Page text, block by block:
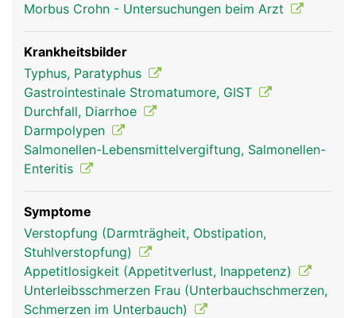
Morbus Crohn - Untersuchungen beim Arzt
Krankheitsbilder
Typhus, Paratyphus
Gastrointestinale Stromatumore, GIST
Durchfall, Diarrhoe
Darmpolypen
Salmonellen-Lebensmittelvergiftung, Salmonellen-
Enteritis
Symptome
Verstopfung (Darmträgheit, Obstipation,
Stuhlverstopfung)
Appetitlosigkeit (Appetitverlust, Inappetenz)
Unterleibsschmerzen Frau (Unterbauchschmerzen,
Schmerzen im Unterbauch)